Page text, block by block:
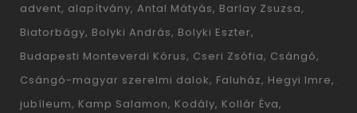
advent alapítvány Antal Mátyás Barlay Zsuzsa
Biatorbágy Bolyki András Bolyki Eszter
Budapesti Monteverdi Kórus Cseri Zsófia Csángó
Csángó-magyar szerelmi dalok Faluház Hegyi Imre
jubíleum Kamp Salamon Kodály Kollár Éva